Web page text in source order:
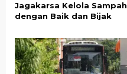
Jagakarsa Kelola Sampah
dengan Baik dan Bijak